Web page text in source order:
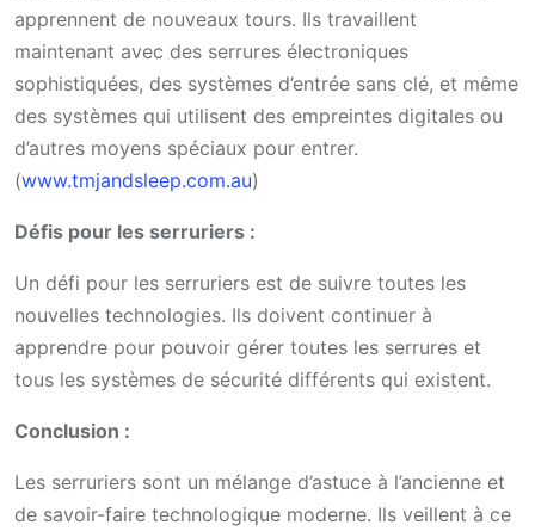
apprennent de nouveaux tours. Ils travaillent
maintenant avec des serrures électroniques
sophistiquées, des systèmes d’entrée sans clé, et même
des systèmes qui utilisent des empreintes digitales ou
d’autres moyens spéciaux pour entrer.
(www.tmjandsleep.com.au)
Défis pour les serruriers :
Un défi pour les serruriers est de suivre toutes les
nouvelles technologies. Ils doivent continuer à
apprendre pour pouvoir gérer toutes les serrures et
tous les systèmes de sécurité différents qui existent.
Conclusion :
Les serruriers sont un mélange d’astuce à l’ancienne et
de savoir-faire technologique moderne. Ils veillent à ce